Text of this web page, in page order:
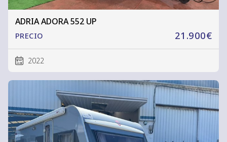
ADRIA ADORA 552 UP
21.900€
PRECIO
2022